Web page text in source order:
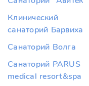
Клинический
санаторий Барвиха
Санаторий Волга
Санаторий PARUS
medical resort&spa